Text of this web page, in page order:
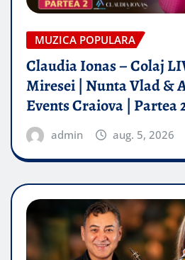
MUZICA POPULARA
Claudia Ionas – Colaj
Miresei | Nunta Vlad &
Events Craiova | Partea
admin aug. 5, 2026